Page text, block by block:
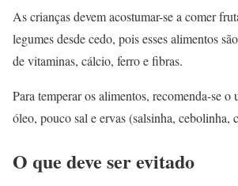
As crianças devem acostumar-se a comer
legumes desde cedo, pois esses alimentos
de vitaminas, cálcio, ferro e fibras.
Para temperar os alimentos, recomenda-se o
óleo, pouco sal e ervas (salsinha, cebolinha,
O que deve ser evitado